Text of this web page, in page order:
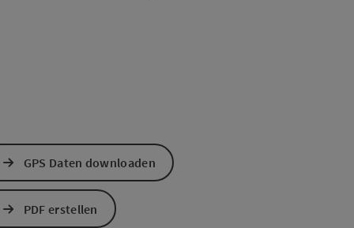
GPS Daten downloaden
PDF erstellen